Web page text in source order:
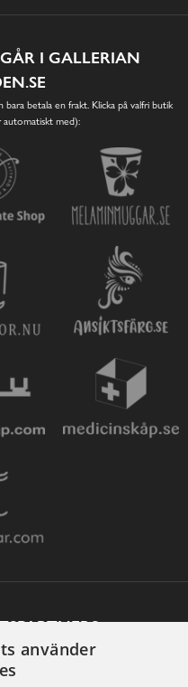
I GALLERIAN
betala en frakt. Klicka på valfri butik
automatiskt med):
använder